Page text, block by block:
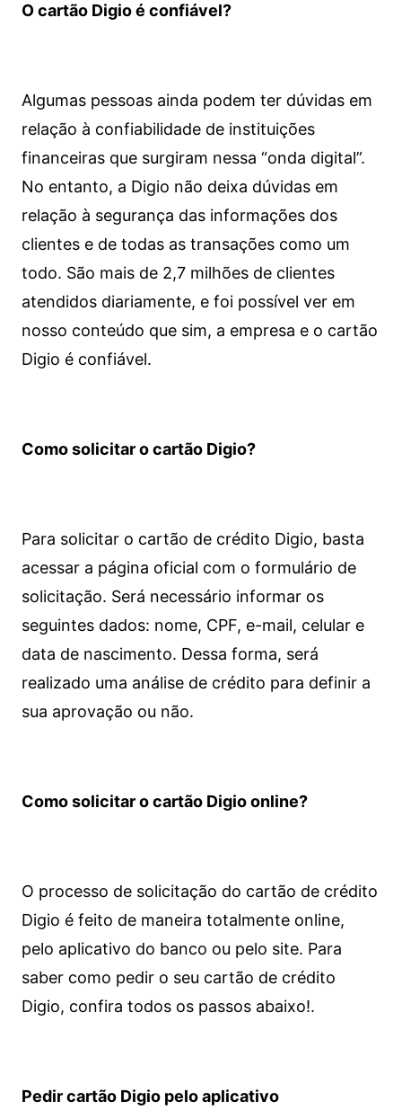
O cartão Digio é confiável?
Algumas pessoas ainda podem ter dúvidas em
relação à confiabilidade de instituições
financeiras que surgiram nessa “onda digital”.
No entanto, a Digio não deixa dúvidas em
relação à segurança das informações dos
clientes e de todas as transações como um
todo. São mais de 2,7 milhões de clientes
atendidos diariamente, e foi possível ver em
nosso conteúdo que sim, a empresa e o cartão
Digio é confiável.
Como solicitar o cartão Digio?
Para solicitar o cartão de crédito Digio, basta
acessar a página oficial com o formulário de
solicitação. Será necessário informar os
seguintes dados: nome, CPF, e-mail, celular e
data de nascimento. Dessa forma, será
realizado uma análise de crédito para definir a
sua aprovação ou não.
Como solicitar o cartão Digio online?
O processo de solicitação do cartão de crédito
Digio é feito de maneira totalmente online,
pelo aplicativo do banco ou pelo site. Para
saber como pedir o seu cartão de crédito
Digio, confira todos os passos abaixo!.
Pedir cartão Digio pelo aplicativo